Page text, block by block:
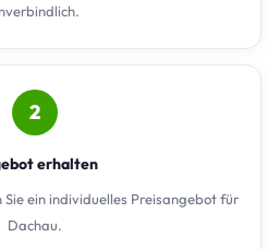
2
erhalten
ein individuelles Preisangebot für
Dachau.